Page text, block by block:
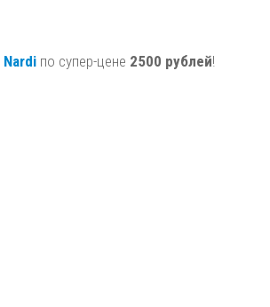
Nardi по супер-цене 2500 рублей!